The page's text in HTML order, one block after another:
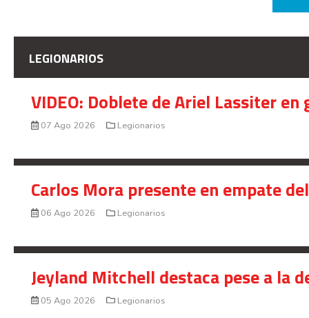
LEGIONARIOS
VIDEO: Doblete de Ariel Lassiter
07 Ago 2026 Legionarios
Carlos Mora presente en empate
06 Ago 2026 Legionarios
Jeyland Mitchell destaca pese a la
05 Ago 2026 Legionarios